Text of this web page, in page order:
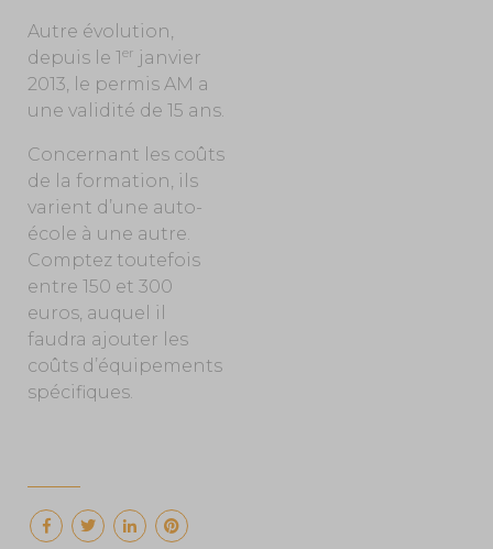
Autre évolution,
depuis le 1er janvier
2013, le permis AM a
une validité de 15 ans.
Concernant les coûts
de la formation, ils
varient d’une auto-
école à une autre.
Comptez toutefois
entre 150 et 300
euros, auquel il
faudra ajouter les
coûts d’équipements
spécifiques.